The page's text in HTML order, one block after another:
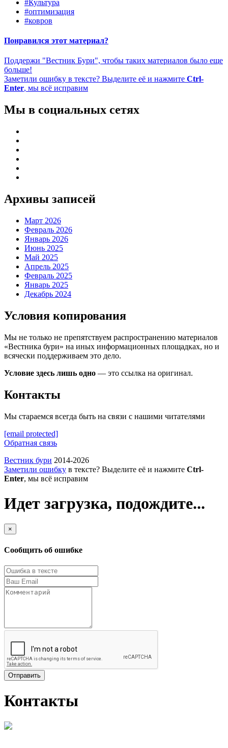
#Культура
#оптимизация
#ковров
Понравился этот материал?
Поддержи "Вестник Бури", чтобы таких материалов было еще
больше!
Заметили ошибку в тексте? Выделите её и нажмите Ctrl-
Enter, мы всё исправим
Мы в социальных сетях
Архивы записей
Март 2026
Февраль 2026
Январь 2026
Июнь 2025
Май 2025
Апрель 2025
Февраль 2025
Январь 2025
Декабрь 2024
Условия копирования
Мы не только не препятствуем распространению материалов
«Вестника бури» на иных информационных площадках, но и
всячески поддерживаем это дело.
Условие здесь лишь одно — это ссылка на оригинал.
Контакты
Мы стараемся всегда быть на связи с нашими читателями
[email protected]
Обратная связь
Вестник бури 2014-2026
Заметили ошибку в тексте? Выделите её и нажмите Ctrl-
Enter, мы всё исправим
Идет загрузка, подождите...
×
Сообщить об ошибке
Отправить
Контакты